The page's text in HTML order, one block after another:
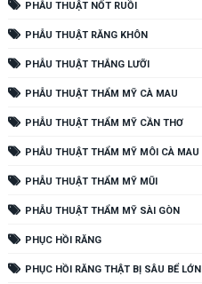
PHẪU THUẬT NỐT RUỒI
PHẪU THUẬT RĂNG KHÔN
PHẪU THUẬT THẮNG LƯỠI
PHẪU THUẬT THẨM MỸ CÀ MAU
PHẪU THUẬT THẨM MỸ CẦN THƠ
PHẪU THUẬT THẨM MỸ MÔI CÀ MAU
PHẪU THUẬT THẨM MỸ MŨI
PHẪU THUẬT THẨM MỸ SÀI GÒN
PHỤC HỒI RĂNG
PHỤC HỒI RĂNG THẬT BỊ SÂU BỂ LỚN